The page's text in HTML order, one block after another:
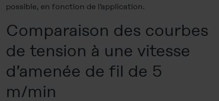
possible, en fonction de l’application.
Comparaison des courbes
de tension à une vitesse
d’amenée de fil de 5
m/min